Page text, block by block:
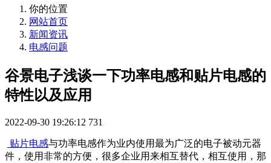
你的位置
网站首页
新闻资讯
电感问题
谷景电子浅谈一下功率电感和贴片电感的
特性以及应用
2022-09-30 19:26:12 731
贴片电感与功率电感作为业内使用最为广泛的电子被动元器
件，使用非常的方便，很多企业用来相互替代，相互使用，那